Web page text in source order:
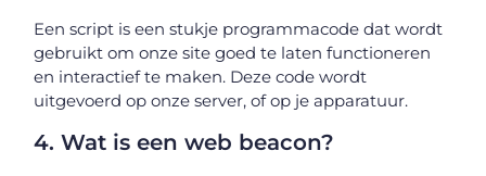
Een script is een stukje programmacode dat wordt
gebruikt om onze site goed te laten functioneren
en interactief te maken. Deze code wordt
uitgevoerd op onze server, of op je apparatuur.
4. Wat is een web beacon?